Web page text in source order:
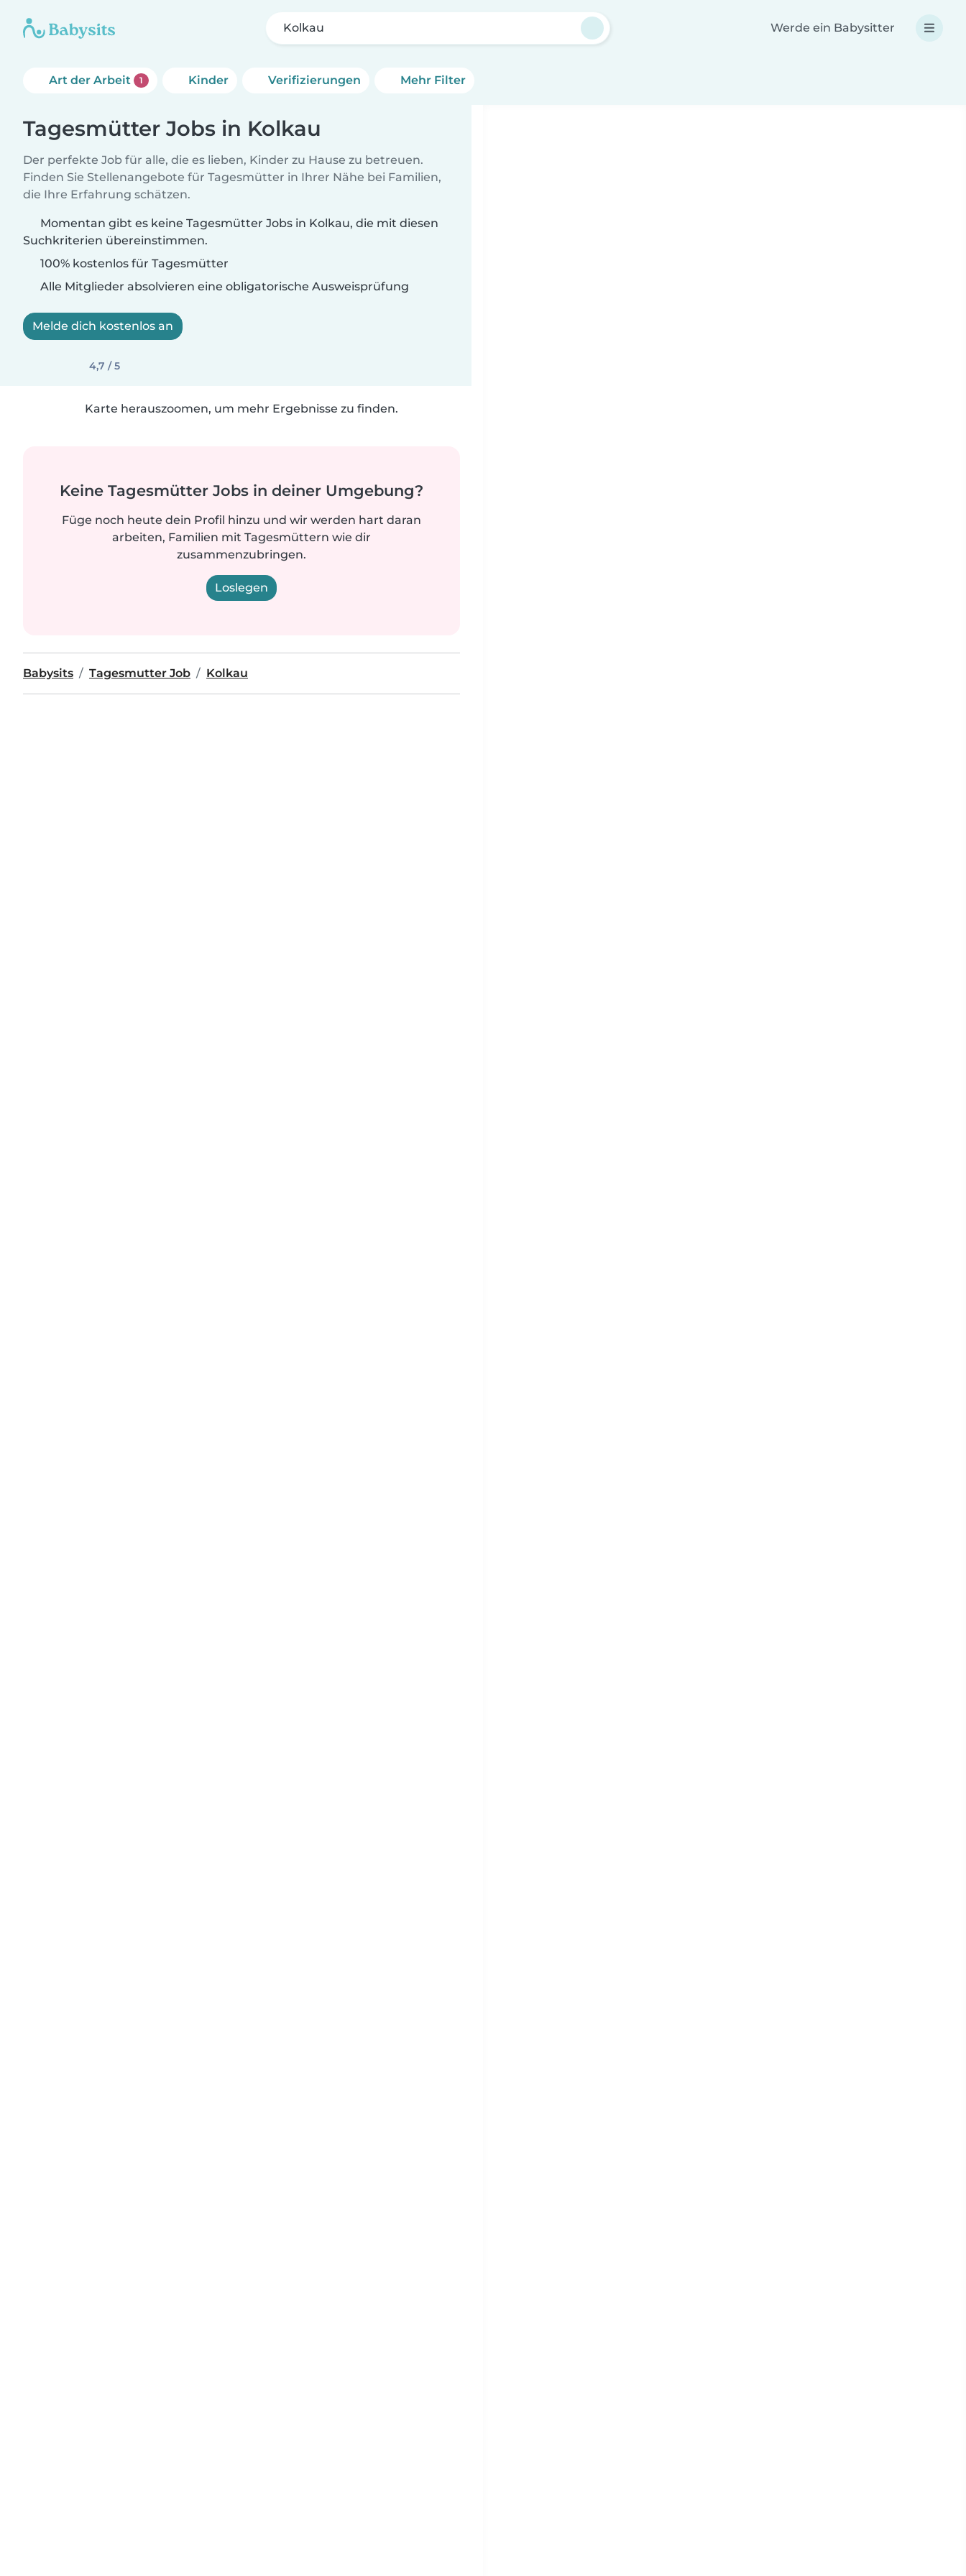
Kolkau Werde ein Babysitter
Art der Arbeit 1 Kinder Verifizierungen Mehr Filter
Tagesmütter Jobs in Kolkau
Der perfekte Job für alle, die es lieben, Kinder zu Hause zu betreuen.
Finden Sie Stellenangebote für Tagesmütter in Ihrer Nähe bei Familien,
die Ihre Erfahrung schätzen.
Momentan gibt es keine Tagesmütter Jobs in Kolkau, die mit diesen
Suchkriterien übereinstimmen.
100% kostenlos für Tagesmütter
Alle Mitglieder absolvieren eine obligatorische Ausweisprüfung
Melde dich kostenlos an
4,7 / 5
Karte herauszoomen, um mehr Ergebnisse zu finden.
Keine Tagesmütter Jobs in deiner Umgebung?
Füge noch heute dein Profil hinzu und wir werden hart daran
arbeiten, Familien mit Tagesmüttern wie dir
zusammenzubringen.
Loslegen
Babysits Tagesmutter Job Kolkau